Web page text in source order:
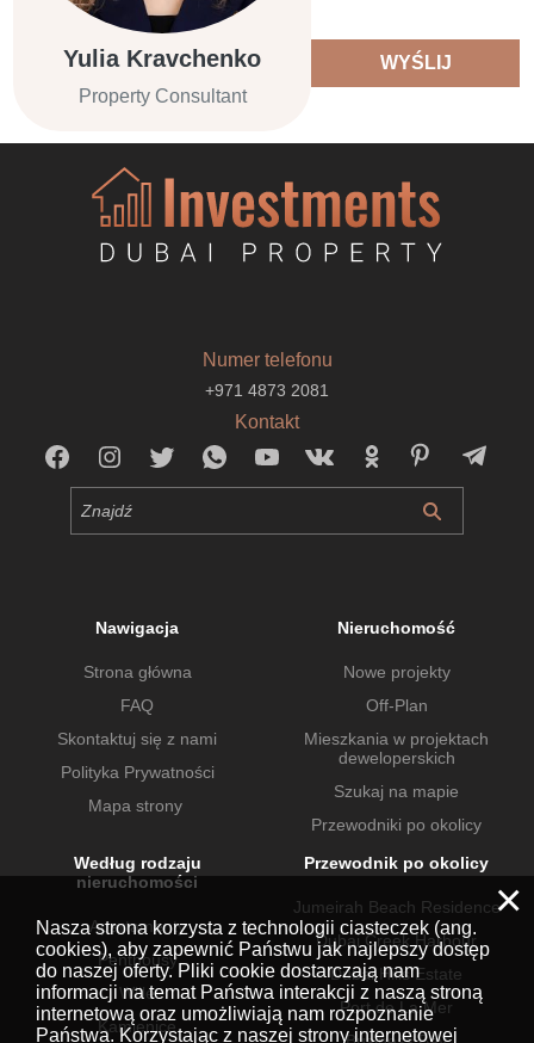
Yulia Kravchenko
Property Consultant
WYŚLIJ
Numer telefonu
+971 4873 2081
Kontakt
Nawigacja
Strona główna
FAQ
Skontaktuj się z nami
Polityka Prywatności
Mapa strony
Nieruchomość
Nowe projekty
Off-Plan
Mieszkania w projektach
deweloperskich
Szukaj na mapie
Przewodniki po okolicy
Według rodzaju
nieruchomości
Apartamenty
Penthousy
Wille
Kamienice
Przewodnik po okolicy
Jumeirah Beach Residence
Dubai Creek Harbour
Dubai Hills Estate
Port de La Mer
×
Nasza strona korzysta z technologii ciasteczek (ang.
cookies), aby zapewnić Państwu jak najlepszy dostęp
do naszej oferty. Pliki cookie dostarczają nam
informacji na temat Państwa interakcji z naszą stroną
internetową oraz umożliwiają nam rozpoznanie
Państwa. Korzystając z naszej strony internetowej